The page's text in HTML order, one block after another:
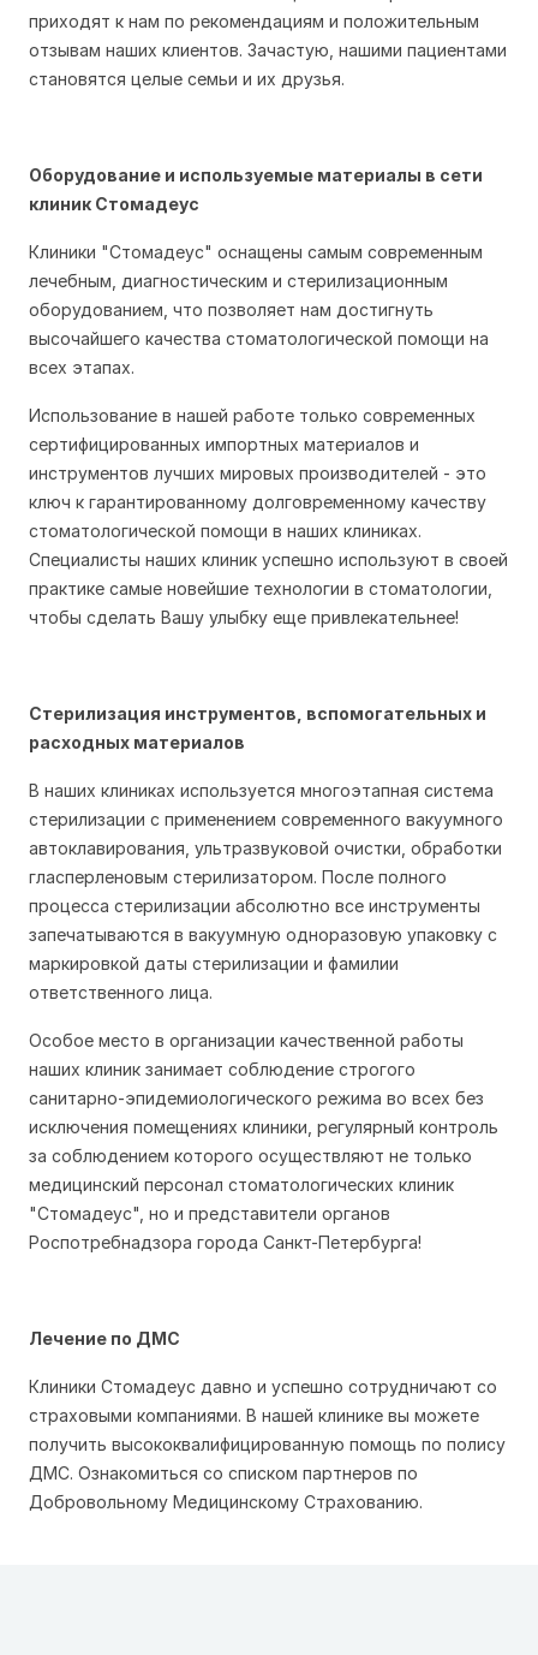
приходят к нам по рекомендациям и положительным
отзывам наших клиентов. Зачастую, нашими пациентами
становятся целые семьи и их друзья.
Оборудование и используемые материалы в сети
клиник Стомадеус
Клиники "Стомадеус" оснащены самым современным
лечебным, диагностическим и стерилизационным
оборудованием, что позволяет нам достигнуть
высочайшего качества стоматологической помощи на
всех этапах.
Использование в нашей работе только современных
сертифицированных импортных материалов и
инструментов лучших мировых производителей - это
ключ к гарантированному долговременному качеству
стоматологической помощи в наших клиниках.
Специалисты наших клиник успешно используют в своей
практике самые новейшие технологии в стоматологии,
чтобы сделать Вашу улыбку еще привлекательнее!
Стерилизация инструментов, вспомогательных и
расходных материалов
В наших клиниках используется многоэтапная система
стерилизации с применением современного вакуумного
автоклавирования, ультразвуковой очистки, обработки
гласперленовым стерилизатором. После полного
процесса стерилизации абсолютно все инструменты
запечатываются в вакуумную одноразовую упаковку с
маркировкой даты стерилизации и фамилии
ответственного лица.
Особое место в организации качественной работы
наших клиник занимает соблюдение строгого
санитарно-эпидемиологического режима во всех без
исключения помещениях клиники, регулярный контроль
за соблюдением которого осуществляют не только
медицинский персонал стоматологических клиник
"Стомадеус", но и представители органов
Роспотребнадзора города Санкт-Петербурга!
Лечение по ДМС
Клиники Стомадеус давно и успешно сотрудничают со
страховыми компаниями. В нашей клинике вы можете
получить высококвалифицированную помощь по полису
ДМС. Ознакомиться со списком партнеров по
Добровольному Медицинскому Страхованию.